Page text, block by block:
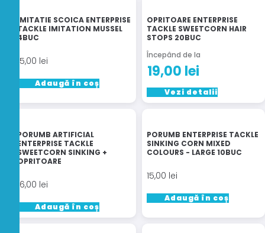
IMITATIE SCOICA ENTERPRISE
TACKLE IMITATION MUSSEL
4BUC
15,00 lei
Adaugă în coș
OPRITOARE ENTERPRISE
TACKLE SWEETCORN HAIR
STOPS 20BUC
Începând de la
19,00 lei
Vezi detaliiAcest
produs
mai
multe
variații.
fi
în
PORUMB ARTIFICIAL
ENTERPRISE TACKLE
SWEETCORN SINKING +
OPRITOARE
16,00 lei
Adaugă în coș
PORUMB ENTERPRISE TACKLE
SINKING CORN MIXED
COLOURS - LARGE 10BUC
15,00 lei
Adaugă în coș